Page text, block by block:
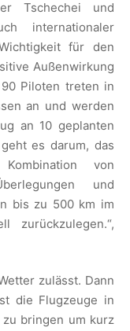
Tschechei und
internationaler
für den
Außenwirkung
Piloten treten in
an und werden
an 10 geplanten
es darum, das
von
und
bis zu 500 km im
zurückzulegen.“,
zulässt. Dann
die Flugzeuge in
bringen um kurz